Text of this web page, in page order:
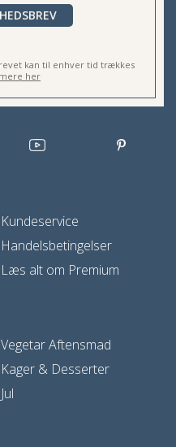
kan til enhver tid trækkes
her
Kundeservice
Handelsbetingelser
Læs alt om Premium
Vegetar Aftensmad
Kager & Desserter
Jul